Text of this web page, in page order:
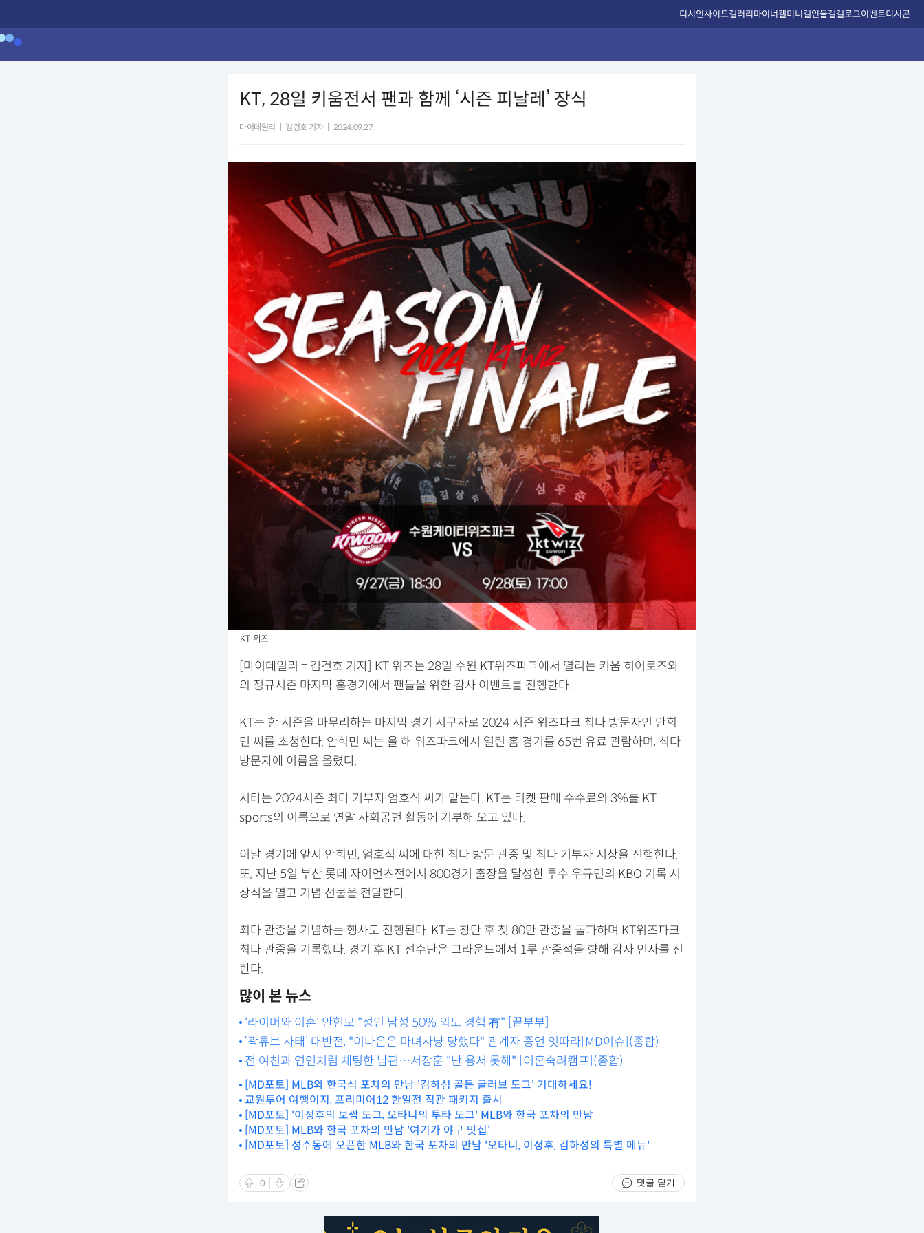
디시인사이드갤러리마이너갤미니갤인물갤갤로그이벤트디시콘
KT, 28일 키움전서 팬과 함께 ‘시즌 피날레’ 장식
마이데일리 김건호 기자 2024.09.27
KT 위즈
[마이데일리 = 김건호 기자] KT 위즈는 28일 수원 KT위즈파크에서 열리는 키움 히어로즈와
의 정규시즌 마지막 홈경기에서 팬들을 위한 감사 이벤트를 진행한다.
KT는 한 시즌을 마무리하는 마지막 경기 시구자로 2024 시즌 위즈파크 최다 방문자인 안희
민 씨를 초청한다. 안희민 씨는 올 해 위즈파크에서 열린 홈 경기를 65번 유료 관람하며, 최다
방문자에 이름을 올렸다.
시타는 2024시즌 최다 기부자 엄호식 씨가 맡는다. KT는 티켓 판매 수수료의 3%를 KT
sports의 이름으로 연말 사회공헌 활동에 기부해 오고 있다.
이날 경기에 앞서 안희민, 엄호식 씨에 대한 최다 방문 관중 및 최다 기부자 시상을 진행한다.
또, 지난 5일 부산 롯데 자이언츠전에서 800경기 출장을 달성한 투수 우규민의 KBO 기록 시
상식을 열고 기념 선물을 전달한다.
최다 관중을 기념하는 행사도 진행된다. KT는 창단 후 첫 80만 관중을 돌파하며 KT위즈파크
최다 관중을 기록했다. 경기 후 KT 선수단은 그라운드에서 1루 관중석을 향해 감사 인사를 전
한다.
많이 본 뉴스
'라이머와 이혼' 안현모 "성인 남성 50% 외도 경험 有" [끝부부]
‘곽튜브 사태’ 대반전, "이나은은 마녀사냥 당했다" 관계자 증언 잇따라[MD이슈](종합)
전 여친과 연인처럼 채팅한 남편…서장훈 "난 용서 못해" [이혼숙려캠프](종합)
[MD포토] MLB와 한국식 포차의 만남 '김하성 골든 글러브 도그' 기대하세요!
교원투어 여행이지, 프리미어12 한일전 직관 패키지 출시
[MD포토] '이정후의 보쌈 도그, 오타니의 투타 도그' MLB와 한국 포차의 만남
[MD포토] MLB와 한국 포차의 만남 '여기가 야구 맛집'
[MD포토] 성수동에 오픈한 MLB와 한국 포차의 만남 '오타니, 이정후, 김하성의 특별 메뉴'
0 댓글 닫기